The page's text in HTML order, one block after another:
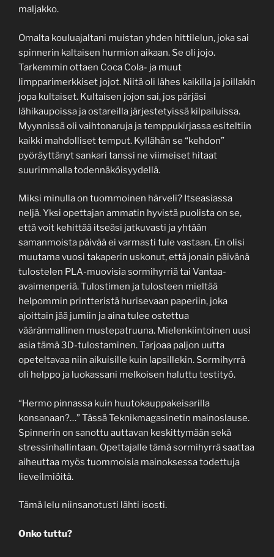
maljakko.
Omalta kouluajaltani muistan yhden hittilelun, joka sai
spinnerin kaltaisen hurmion aikaan. Se oli jojo.
Tarkemmin ottaen Coca Cola- ja muut
limpparimerkkiset jojot. Niitä oli lähes kaikilla ja joillakin
jopa kultaiset. Kultaisen jojon sai, jos pärjäsi
lähikaupoissa ja ostareilla järjestetyissä kilpailuissa.
Myynnissä oli vaihtonaruja ja temppukirjassa esiteltiin
kaikki mahdolliset temput. Kyllähän se “kehdon”
pyöräyttänyt sankari tanssi ne viimeiset hitaat
suurimmalla todennäköisyydellä.
Miksi minulla on tuommoinen härveli? Itseasiassa
neljä. Yksi opettajan ammatin hyvistä puolista on se,
että voit kehittää itseäsi jatkuvasti ja yhtään
samanmoista päivää ei varmasti tule vastaan. En olisi
muutama vuosi takaperin uskonut, että jonain päivänä
tulostelen PLA-muovisia sormihyrriä tai Vantaa-
avaimenperiä. Tulostimen ja tulosteen mieltää
helpommin printteristä hurisevaan paperiin, joka
ajoittain jää jumiin ja aina tulee ostettua
vääränmallinen mustepatruuna. Mielenkiintoinen uusi
asia tämä 3D-tulostaminen. Tarjoaa paljon uutta
opeteltavaa niin aikuisille kuin lapsillekin. Sormihyrrä
oli helppo ja luokassani melkoisen haluttu testityö.
“Hermo pinnassa kuin huutokauppakeisarilla
konsanaan?…” Tässä Teknikmagasinetin mainoslause.
Spinnerin on sanottu auttavan keskittymään sekä
stressinhallintaan. Opettajalle tämä sormihyrrä saattaa
aiheuttaa myös tuommoisia mainoksessa todettuja
lieveilmiöitä.
Tämä lelu niinsanotusti lähti isosti.
Onko tuttu?